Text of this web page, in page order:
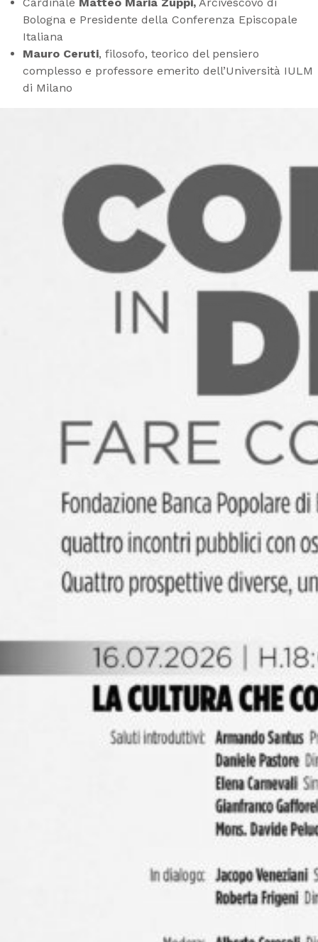
Bologna e Presidente della Conferenza Episcopale
Italiana
Mauro Ceruti, filosofo, teorico del pensiero
complesso e professore emerito dell’Università IULM
di Milano